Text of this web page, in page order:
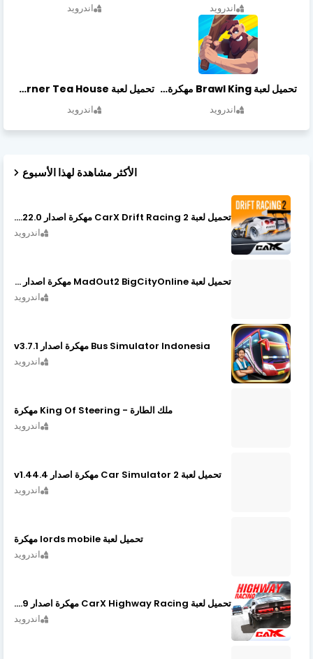
اندرويد اندرويد
تحميل لعبة Brawl King مهكرة أخر إصدار
اندرويد
تحميل لعبة Little Corner Tea House مهكرة أخر إصدار
اندرويد
الأكثر مشاهدة لهذا الأسبوع
تحميل لعبة CarX Drift Racing 2 مهكرة اصدار v1.22.0
اندرويد
تحميل لعبة MadOut2 BigCityOnline مهكرة اصدار v10.48
اندرويد
Bus Simulator Indonesia مهكرة اصدار v3.7.1
اندرويد
ملك الطارة - King Of Steering مهكرة
اندرويد
تحميل لعبة Car Simulator 2 مهكرة اصدار v1.44.4
اندرويد
تحميل لعبة lords mobile مهكرة
اندرويد
تحميل لعبة CarX Highway Racing مهكرة اصدار v1.74.9
اندرويد